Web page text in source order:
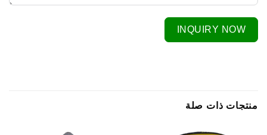
INQUIRY NOW
منتجات ذات صلة